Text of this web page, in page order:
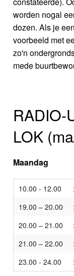
worden nogal
dozen. Als je
voorbeeld met
zo'n
mede
RADIO-
LOK
Maandag
10.00 - 12.00
19.00 – 20.00
20.00 – 21.00
21.00 – 22.00
23.00 - 24.00